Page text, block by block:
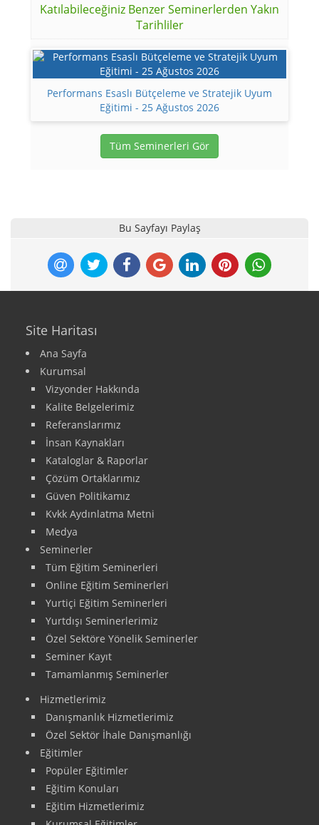
Katılabileceğiniz Benzer Seminerlerden Yakın
Tarihliler
Performans Esaslı Bütçeleme ve Stratejik Uyum
Eğitimi - 25 Ağustos 2026
Tüm Seminerleri Gör
Bu Sayfayı Paylaş
Site Haritası
Ana Sayfa
Kurumsal
Vizyonder Hakkında
Kalite Belgelerimiz
Referanslarımız
İnsan Kaynakları
Kataloglar & Raporlar
Çözüm Ortaklarımız
Güven Politikamız
Kvkk Aydınlatma Metni
Medya
Seminerler
Tüm Eğitim Seminerleri
Online Eğitim Seminerleri
Yurtiçi Eğitim Seminerleri
Yurtdışı Seminerlerimiz
Özel Sektöre Yönelik Seminerler
Seminer Kayıt
Tamamlanmış Seminerler
Hizmetlerimiz
Danışmanlık Hizmetlerimiz
Özel Sektör İhale Danışmanlığı
Eğitimler
Popüler Eğitimler
Eğitim Konuları
Eğitim Hizmetlerimiz